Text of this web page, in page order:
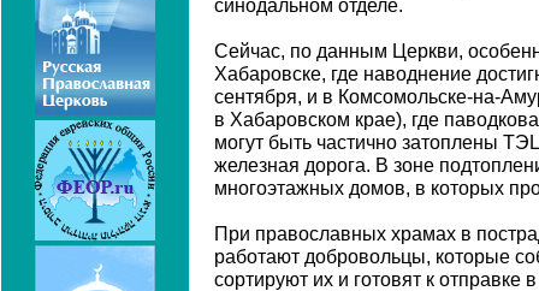
синодальном отделе.
Сейчас, по данным Церкви,
Хабаровске, где наводнение
сентября, и в Комсомольске-на-
в Хабаровском крае), где
могут быть частично затоплены
железная дорога. В зоне
многоэтажных домов, в которых
При православных храмах в
работают добровольцы, которые
сортируют их и готовят к отправке